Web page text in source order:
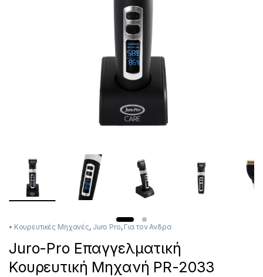
• Κουρευτικές Μηχανές, Juro Pro, Για τον Ανδρα
Juro-Pro Επαγγελματική
Κουρευτική Μηχανή PR-2033